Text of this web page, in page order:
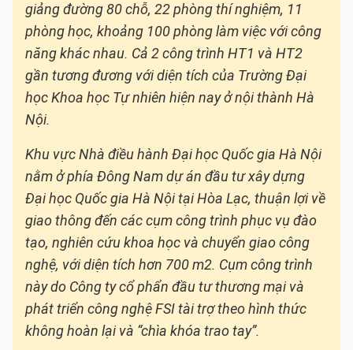
giảng đường 80 chỗ, 22 phòng thí nghiệm, 11
phòng học, khoảng 100 phòng làm việc với công
năng khác nhau. Cả 2 công trình HT1 và HT2
gần tương đương với diện tích của Trường Đại
học Khoa học Tự nhiên hiện nay ở nội thành Hà
Nội.
Khu vực Nhà điều hành Đại học Quốc gia Hà Nội
nằm ở phía Đông Nam dự án đầu tư xây dựng
Đại học Quốc gia Hà Nội tại Hòa Lạc, thuận lợi về
giao thông đến các cụm công trình phục vụ đào
tạo, nghiên cứu khoa học và chuyển giao công
nghệ, với diện tích hơn 700 m2. Cụm công trình
này do Công ty cổ phẩn đầu tư thương mại và
phát triển công nghệ FSI tài trợ theo hình thức
không hoàn lại và “chìa khóa trao tay”.